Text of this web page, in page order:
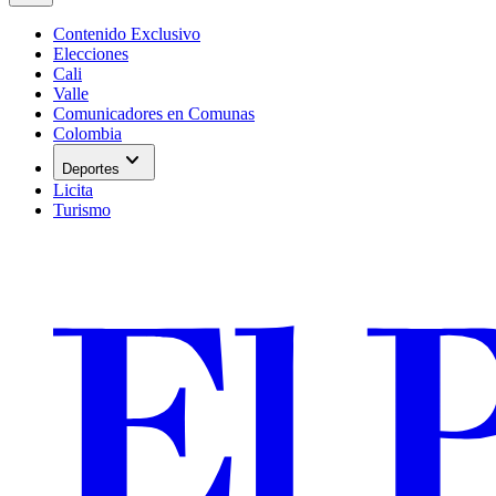
Contenido Exclusivo
Elecciones
Cali
Valle
Comunicadores en Comunas
Colombia
Deportes expand_more
Licita
Turismo